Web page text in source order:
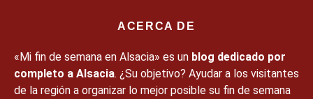
ACERCA DE
«Mi fin de semana en Alsacia» es un blog dedicado por
completo a Alsacia. ¿Su objetivo? Ayudar a los visitantes
de la región a organizar lo mejor posible su fin de semana